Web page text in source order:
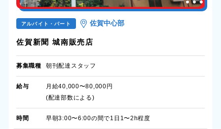
アルバイト・パート 佐賀中心部
佐賀新聞 城南販売店
募集職種 朝刊配達スタッフ
給与
月給40,000〜80,000円
(配達部数による)
時間 早朝3:00〜6:00の間で1日1〜2h程度